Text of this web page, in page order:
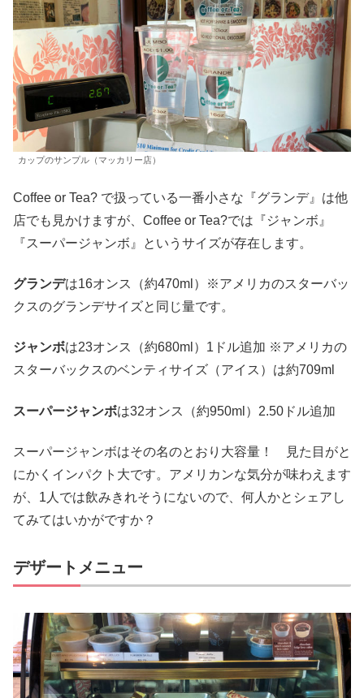
カップのサンプル（マッカリー店）
Coffee or Tea? で扱っている一番小さな『グランデ』は他
店でも見かけますが、Coffee or Tea?では『ジャンボ』
『スーパージャンボ』というサイズが存在します。
グランデは16オンス（約470ml）※アメリカのスターバッ
クスのグランデサイズと同じ量です。
ジャンボは23オンス（約680ml）1ドル追加 ※アメリカの
スターバックスのベンティサイズ（アイス）は約709ml
スーパージャンボは32オンス（約950ml）2.50ドル追加
スーパージャンボはその名のとおり大容量！ 見た目がと
にかくインパクト大です。アメリカンな気分が味わえます
が、1人では飲みきれそうにないので、何人かとシェアし
てみてはいかがですか？
デザートメニュー